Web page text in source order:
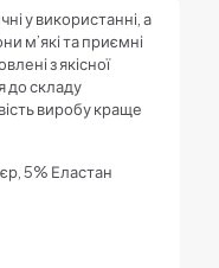
у використанні, а
м’які та приємні
з якісної
до складу
виробу краще
5% Еластан